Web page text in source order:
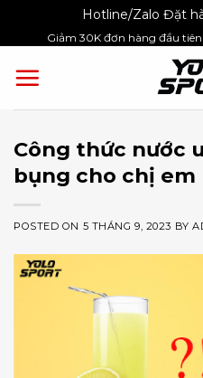
Hotline/Zalo Đặt
Giảm 30K đơn hàng đầu
Công thức nước
bụng cho chị em
POSTED ON 5 THÁNG 9, 2023 BY